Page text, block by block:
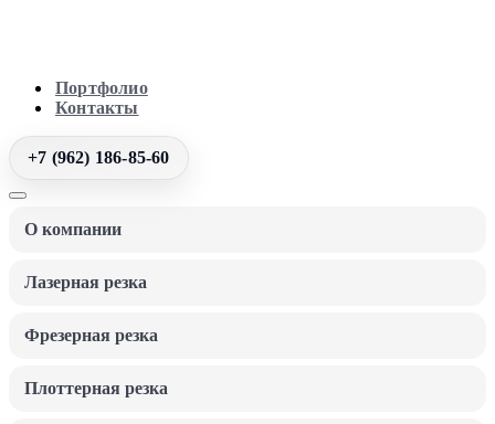
Портфолио
Контакты
+7 (962) 186-85-60
О компании
Лазерная резка
Фрезерная резка
Плоттерная резка